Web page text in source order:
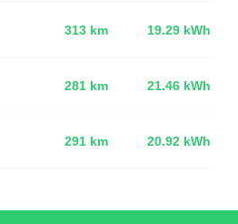
313 km 19.29 kWh
281 km 21.46 kWh
291 km 20.92 kWh